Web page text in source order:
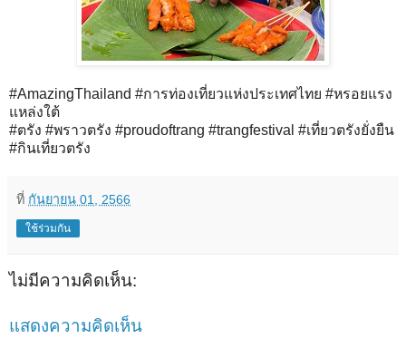
#AmazingThailand #การท่องเที่ยวแห่งประเทศไทย #หรอยแรง
แหล่งใต้
#ตรัง #พราวตรัง #proudoftrang #trangfestival #เที่ยวตรังยั่งยืน
#กินเที่ยวตรัง
ที่ กันยายน 01, 2566
ใช้ร่วมกัน
ไม่มีความคิดเห็น:
แสดงความคิดเห็น